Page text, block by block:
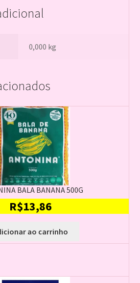
0,000 kg
BALA BANANA 500G
R$13,86
ao carrinho